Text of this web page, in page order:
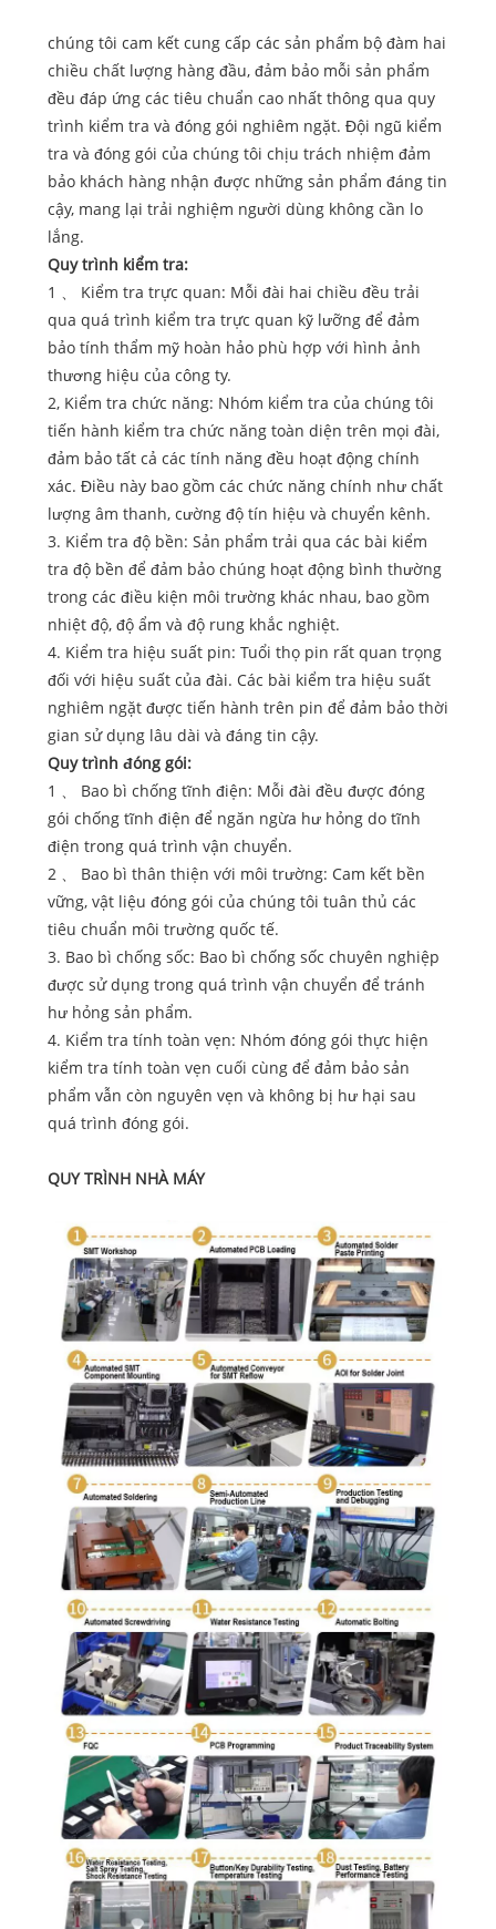
chúng tôi cam kết cung cấp các sản phẩm bộ đàm hai
chiều chất lượng hàng đầu, đảm bảo mỗi sản phẩm
đều đáp ứng các tiêu chuẩn cao nhất thông qua quy
trình kiểm tra và đóng gói nghiêm ngặt. Đội ngũ kiểm
tra và đóng gói của chúng tôi chịu trách nhiệm đảm
bảo khách hàng nhận được những sản phẩm đáng tin
cậy, mang lại trải nghiệm người dùng không cần lo
lắng.
Quy trình kiểm tra:
1 、 Kiểm tra trực quan: Mỗi đài hai chiều đều trải
qua quá trình kiểm tra trực quan kỹ lưỡng để đảm
bảo tính thẩm mỹ hoàn hảo phù hợp với hình ảnh
thương hiệu của công ty.
2, Kiểm tra chức năng: Nhóm kiểm tra của chúng tôi
tiến hành kiểm tra chức năng toàn diện trên mọi đài,
đảm bảo tất cả các tính năng đều hoạt động chính
xác. Điều này bao gồm các chức năng chính như chất
lượng âm thanh, cường độ tín hiệu và chuyển kênh.
3. Kiểm tra độ bền: Sản phẩm trải qua các bài kiểm
tra độ bền để đảm bảo chúng hoạt động bình thường
trong các điều kiện môi trường khác nhau, bao gồm
nhiệt độ, độ ẩm và độ rung khắc nghiệt.
4. Kiểm tra hiệu suất pin: Tuổi thọ pin rất quan trọng
đối với hiệu suất của đài. Các bài kiểm tra hiệu suất
nghiêm ngặt được tiến hành trên pin để đảm bảo thời
gian sử dụng lâu dài và đáng tin cậy.
Quy trình đóng gói:
1 、 Bao bì chống tĩnh điện: Mỗi đài đều được đóng
gói chống tĩnh điện để ngăn ngừa hư hỏng do tĩnh
điện trong quá trình vận chuyển.
2 、 Bao bì thân thiện với môi trường: Cam kết bền
vững, vật liệu đóng gói của chúng tôi tuân thủ các
tiêu chuẩn môi trường quốc tế.
3. Bao bì chống sốc: Bao bì chống sốc chuyên nghiệp
được sử dụng trong quá trình vận chuyển để tránh
hư hỏng sản phẩm.
4. Kiểm tra tính toàn vẹn: Nhóm đóng gói thực hiện
kiểm tra tính toàn vẹn cuối cùng để đảm bảo sản
phẩm vẫn còn nguyên vẹn và không bị hư hại sau
quá trình đóng gói.
QUY TRÌNH NHÀ MÁY